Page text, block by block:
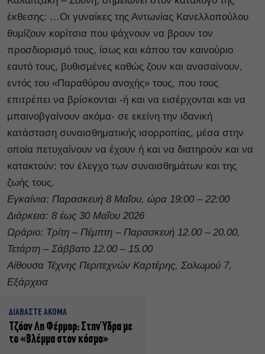
έκθεσης: …Οι γυναίκες της Αντωνίας Κανελλοπούλου
θυμίζουν κορίτσια που ψάχνουν να βρουν τον
προσδιορισμό τους, ίσως και κάπου τον καινούριο
εαυτό τους, βυθισμένες καθώς ζουν και ανασαίνουν,
εντός του «Παραθύρου ανοχής» τους, που τους
επιτρέπει να βρίσκονται -ή και να εισέρχονται και να
μπαινοβγαίνουν ακόμα- σε εκείνη την ιδανική
κατάσταση συναισθηματικής ισορροπίας, μέσα στην
οποία πετυχαίνουν να έχουν ή και να διατηρούν και να
κατακτούν: τον έλεγχο των συναισθημάτων και της
ζωής τους.
Εγκαίνια: Παρασκευή 8 Μαΐου, ώρα 19:00 – 22:00
Διάρκεια: 8 έως 30 Μαΐου 2026
Ωράριο: Τρίτη – Πέμπτη – Παρασκευή 12.00 – 20.00,
Τετάρτη – Σάββατο 12.00 – 15.00
Αίθουσα Τέχνης Περιτεχνών Καρτέρης, Σολωμού 7,
Εξάρχεια
ΔΙΑΒΑΣΤΕ ΑΚΟΜΑ
Τζόαν Λη Φέρμορ: Στην Ύδρα με
το «Βλέμμα στον κόσμο»